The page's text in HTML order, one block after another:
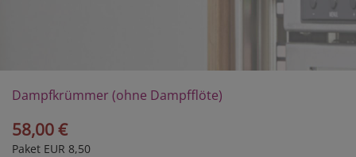
Dampfkrümmer (ohne Dampfflöte)
58,00 €
Paket EUR 8,50